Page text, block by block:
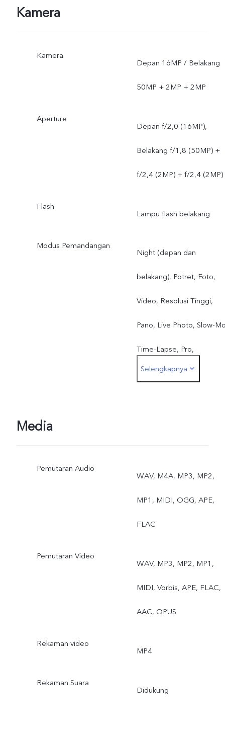
Kamera
Kamera
Depan 16MP / Belakang
50MP + 2MP + 2MP
Aperture
Depan f/2,0 (16MP),
Belakang f/1,8 (50MP) +
f/2,4 (2MP) + f/2,4 (2MP)
Flash
Lampu flash belakang
Modus Pemandangan
Night (depan dan
belakang), Potret, Foto,
Video, Resolusi Tinggi,
Pano, Live Photo, Slow-
Time-Lapse, Pro,
Dokumen, Double
Selengkapnya
Media
Pemutaran Audio
WAV, M4A, MP3, MP2,
MP1, MIDI, OGG, APE,
FLAC
Pemutaran Video
WAV, MP3, MP2, MP1,
MIDI, Vorbis, APE, FLAC,
AAC, OPUS
Rekaman video
MP4
Rekaman Suara
Didukung